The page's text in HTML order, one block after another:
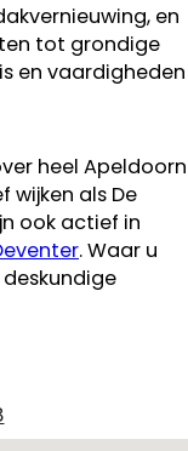
en
tot grondige
en vaardigheden
heel Apeldoorn
wijken als De
ook actief in
. Waar u